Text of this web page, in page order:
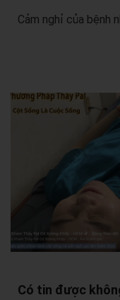
Cảm nghỉ của bệnh
Có tin được